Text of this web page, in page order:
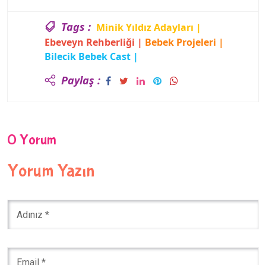
Tags : Minik Yıldız Adayları |
Ebeveyn Rehberliği | Bebek Projeleri |
Bilecik Bebek Cast |
Oyuncu Bebek Olmak |
Cast Ajansı Süreci |
Paylaş :
0 Yorum
Yorum Yazın